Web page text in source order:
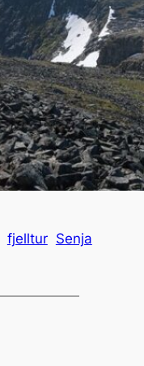
fjelltur Senja